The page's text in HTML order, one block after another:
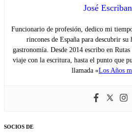
José
Funcionario de profesión, dedico mi
rincones de España para descubrir
gastronomía. Desde 2014 escribo en
viaje con la escritura, hasta el punto que
llamada «Los Años
SOCIOS DE